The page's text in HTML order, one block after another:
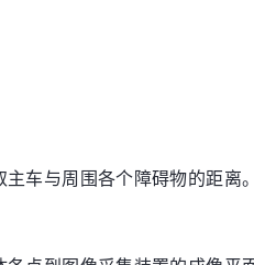
车与周围各个障碍物的距离